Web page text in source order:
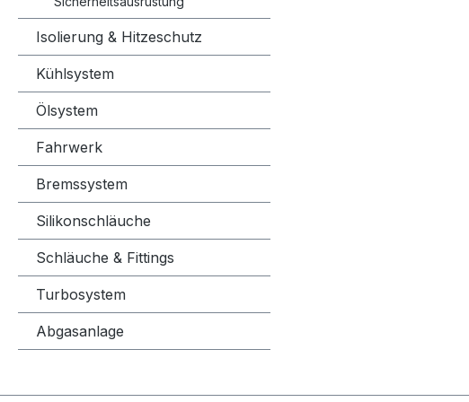
Isolierung & Hitzeschutz
Kühlsystem
Ölsystem
Fahrwerk
Bremssystem
Silikonschläuche
Schläuche & Fittings
Turbosystem
Abgasanlage